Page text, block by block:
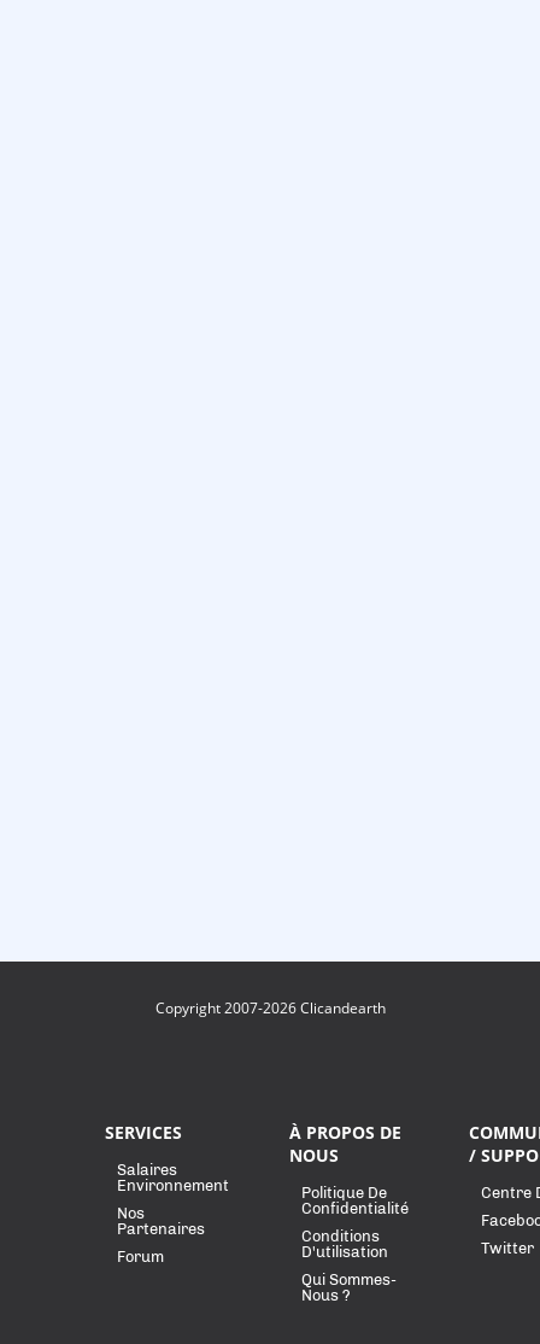
Copyright 2007-2026 Clicandearth
SERVICES
Salaires
Environnement
Nos
Partenaires
Forum
À PROPOS DE
NOUS
Politique De
Confidentialité
Conditions
D'utilisation
Qui Sommes-
Nous ?
/
Centre
Twitter